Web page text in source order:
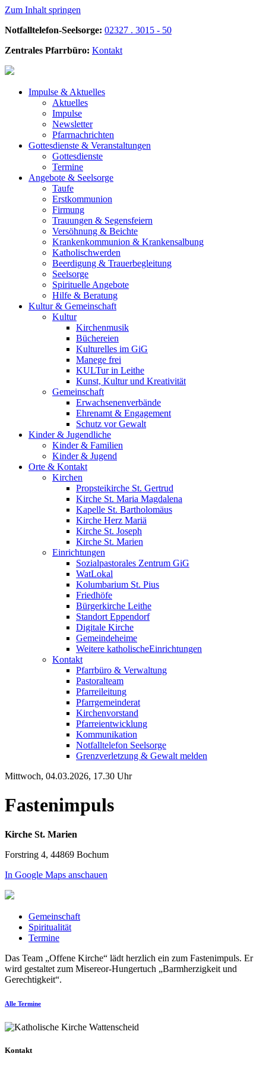
Zum Inhalt springen
Notfalltelefon-Seelsorge: 02327 . 3015 - 50
Zentrales Pfarrbüro: Kontakt
Impulse & Aktuelles
Aktuelles
Impulse
Newsletter
Pfarrnachrichten
Gottesdienste & Veranstaltungen
Gottesdienste
Termine
Angebote & Seelsorge
Taufe
Erstkommunion
Firmung
Trauungen & Segensfeiern
Versöhnung & Beichte
Krankenkommunion & Krankensalbung
Katholischwerden
Beerdigung & Trauerbegleitung
Seelsorge
Spirituelle Angebote
Hilfe & Beratung
Kultur & Gemeinschaft
Kultur
Kirchenmusik
Büchereien
Kulturelles im GiG
Manege frei
KULTur in Leithe
Kunst, Kultur und Kreativität
Gemeinschaft
Erwachsenenverbände
Ehrenamt & Engagement
Schutz vor Gewalt
Kinder & Jugendliche
Kinder & Familien
Kinder & Jugend
Orte & Kontakt
Kirchen
Propsteikirche St. Gertrud
Kirche St. Maria Magdalena
Kapelle St. Bartholomäus
Kirche Herz Mariä
Kirche St. Joseph
Kirche St. Marien
Einrichtungen
Sozialpastorales Zentrum GiG
WatLokal
Kolumbarium St. Pius
Friedhöfe
Bürgerkirche Leithe
Standort Eppendorf
Digitale Kirche
Gemeindeheime
Weitere katholische­­Einrichtungen
Kontakt
Pfarrbüro & Verwaltung
Pastoralteam
Pfarreileitung
Pfarrgemeinderat
Kirchenvorstand
Pfarreientwicklung
Kommunikation
Notfalltelefon Seelsorge
Grenzverletzung & Gewalt melden
Mittwoch, 04.03.2026, 17.30 Uhr
Fastenimpuls
Kirche St. Marien
Forstring 4, 44869 Bochum
In Google Maps anschauen
Gemeinschaft
Spiritualität
Termine
Das Team „Offene Kirche“ lädt herzlich ein zum Fastenimpuls. Er
wird gestaltet zum Misereor-Hungertuch „Barmherzigkeit und
Gerechtigkeit“.
Alle Termine
Kontakt